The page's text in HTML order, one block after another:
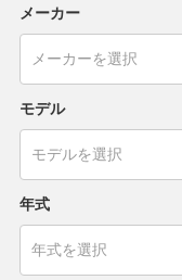
メーカー
モデル
年式